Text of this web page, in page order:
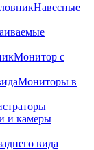
Навесные
Монитор с
Мониторы в
и камеры
вида